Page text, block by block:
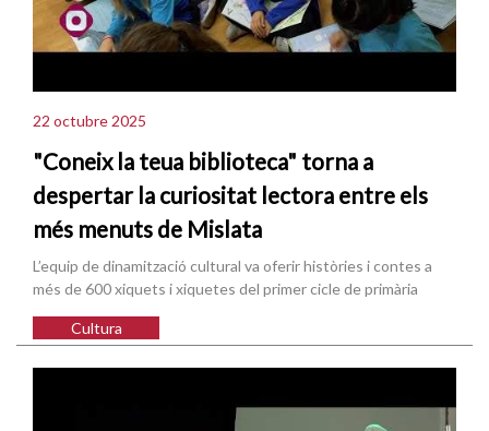
22 octubre 2025
"Coneix la teua biblioteca" torna a
despertar la curiositat lectora entre els
més menuts de Mislata
L’equip de dinamització cultural va oferir històries i contes a
més de 600 xiquets i xiquetes del primer cicle de primària
Cultura